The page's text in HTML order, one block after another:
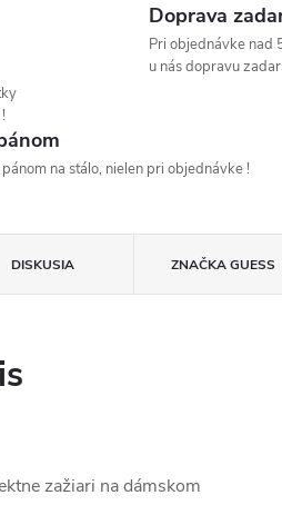
Doprava
Pri objednávke nad
u nás dopravu
na stálo, nielen pri objednávke !
DISKUSIA ZNAČKAGUESS
zažiari na dámskom